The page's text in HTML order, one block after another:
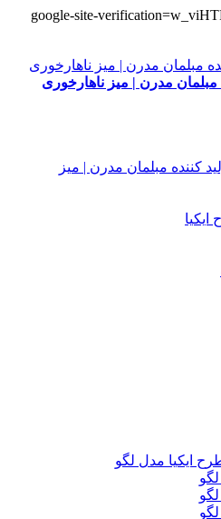
google-site-
مدرن | میز ناهارخوری
ایکیا مدل لگو